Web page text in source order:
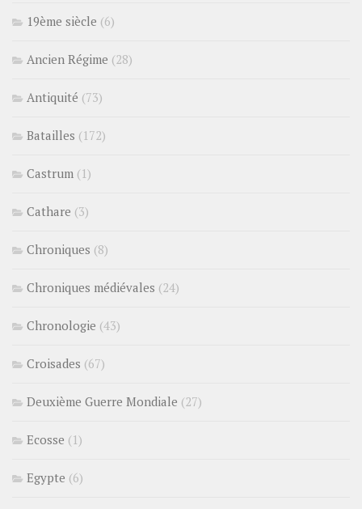
19ème siècle (6)
Ancien Régime (28)
Antiquité (73)
Batailles (172)
Castrum (1)
Cathare (3)
Chroniques (8)
Chroniques médiévales (24)
Chronologie (43)
Croisades (67)
Deuxième Guerre Mondiale (27)
Ecosse (1)
Egypte (6)